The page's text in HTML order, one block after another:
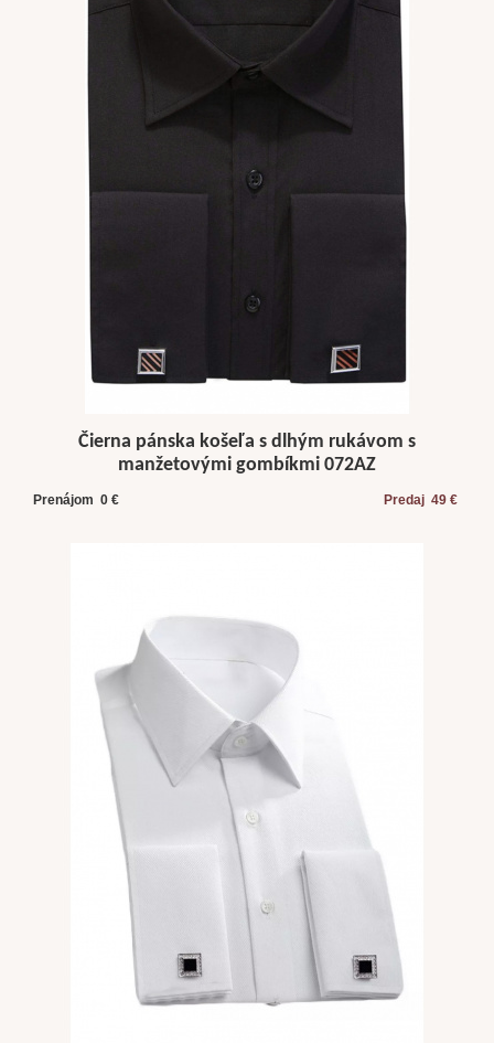
Čierna pánska košeľa s dlhým rukávom s
manžetovými gombíkmi 072AZ
Prenájom 0 € Predaj 49 €